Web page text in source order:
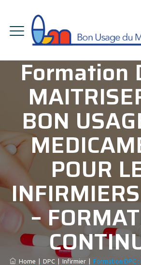
Formation
BON
POUR
–
Home DPC Infirmier
Formation DPC :